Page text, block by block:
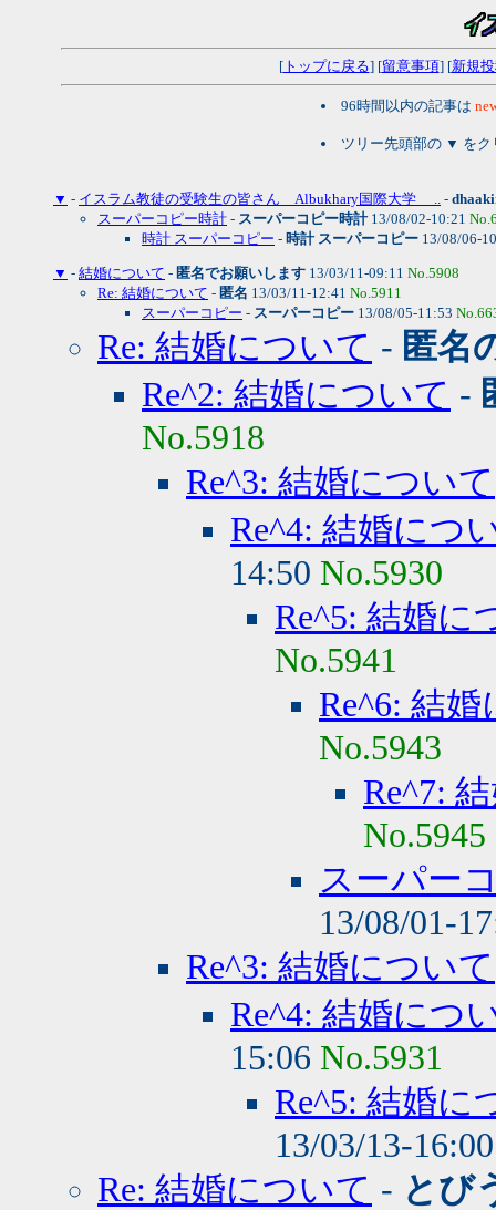
[トップに戻る] [留意事項] [新規
96時間以内の記事は
ツリー先頭部の ▼ をク
▼ - イスラム教徒の受験生の皆さん Albukhary国際大学 .. -
スーパーコピー時計 - スーパーコピー時計13/08/02-10:21
時計 スーパーコピー - 時計 スーパーコピー 13/08/06-
▼ - 結婚について - 匿名でお願いします 13/03/11-09:11 No.5908
Re: 結婚について - 匿名 13/03/11-12:41 No.5911
スーパーコピー - スーパーコピー 13/08/05-11:53
Re: 結婚について - 匿名
Re^2: 結婚について -
No.5918
Re^3: 結婚について
Re^4: 結婚につ
14:50 No.5930
Re^5: 結婚に
No.5941
Re^6: 結
No.5943
Re^7:
No.5945
スーパー
13/08/01-
Re^3: 結婚について
Re^4: 結婚につ
15:06 No.5931
Re^5: 結婚に
13/03/13-
Re: 結婚について - とび